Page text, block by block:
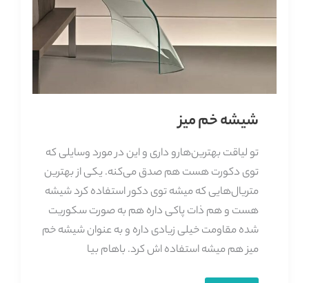
شیشه خم میز
تو لیاقت بهترین‌هارو داری و این در مورد وسایلی که
توی دکورت هست هم صدق می‌کنه. یکی از بهترین
متریال‌هایی که میشه توی دکور استفاده کرد شیشه
هست و هم ذات پاکی داره هم به صورت سکوریت
شده مقاومت خیلی زیادی داره و به عنوان شیشه خم
میز هم میشه استفاده اش کرد. باهام بیا